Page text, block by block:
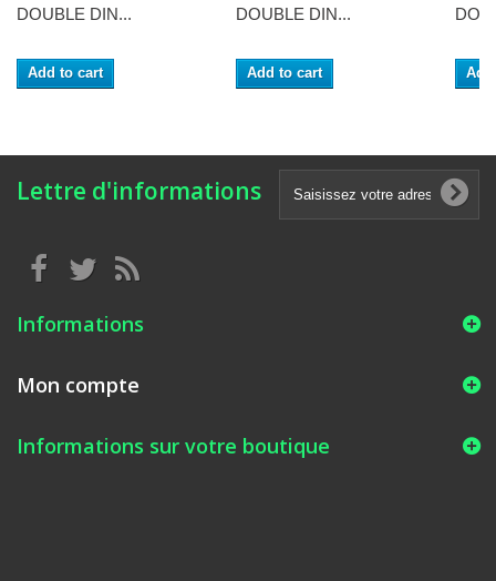
DOUBLE DIN...
Add to cart
DOUBLE DIN...
Add to cart
Lettre d'informations
Informations
Mon compte
Informations sur votre boutique